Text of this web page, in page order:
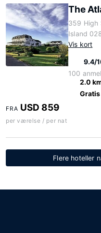
The
359 High
Island
Vis kort
9.4/
100
2.0
FRA USD 859
per værelse / per nat
Flere hoteller